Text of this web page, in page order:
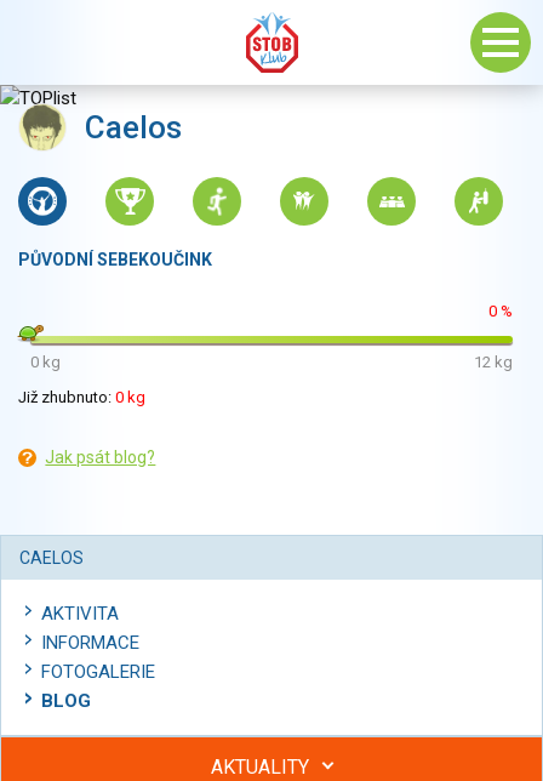
Caelos
PŮVODNÍ SEBEKOUČINK
0 %
0 kg
12 kg
Již zhubnuto: 0 kg
Jak psát blog?
CAELOS
AKTIVITA
INFORMACE
FOTOGALERIE
BLOG
AKTUALITY